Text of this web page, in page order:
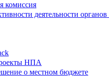
комиссия
деятельности
НПА
о местном бюджете